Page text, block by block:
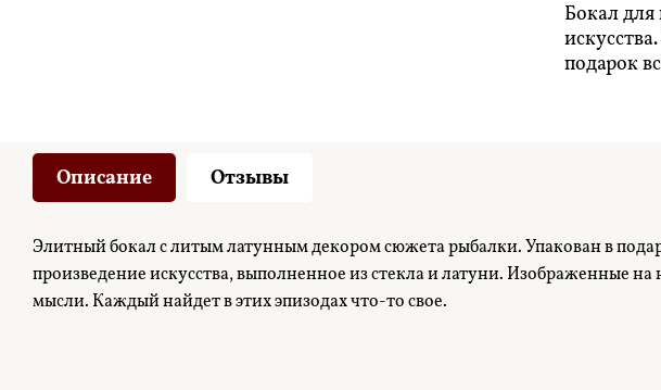
Бокал
подарок
Описание Отзывы
Элитный бокал с литым латунным декором сюжета рыбалки. Упакован в
произведение искусства, выполненное из стекла и латуни. Изображенные
мысли. Каждый найдет в этих эпизодах что-то свое.